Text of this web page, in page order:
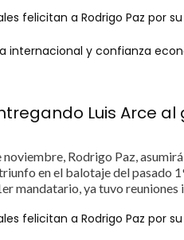
felicitan a Rodrigo Paz por
internacional y confianza
Luis Arce al
Rodrigo Paz,
en el balotaje del pasado
mandatario, ya tuvo
felicitan a Rodrigo Paz por